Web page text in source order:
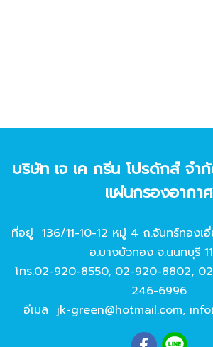
บริษัท เจ เค กรีน โปรดักส์ จํา
แผ่นกรองอากาศ
ที่อยู่ 136/11-10-12 หมู่ 4 ถ.จันทร์ทอง
อ.บางบัวทอง จ.นนทบุรี
โทร.02-920-8550, 02-920-8802,
246-6996
อีเมล jk-green@hotmail.com,